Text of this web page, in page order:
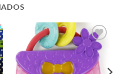
Añadir
a la
lista de
deseos